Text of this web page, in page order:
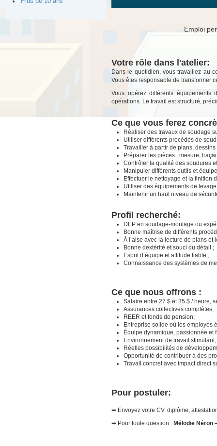
Emploi
Votre rôle dans l'atelier:
Dans le quotidien, vous travaillez au
Vous êtes responsable de transformer
Vous opérez différents
opérations. Le travail est structuré,
Ce que vous ferez
Réaliser des travaux de soudage
Utiliser différents procédés de
Travailler à partir de plans,
Préparer les pièces : mesure,
Contrôler la qualité des soudures
Manipuler différents outils et
Effectuer le nettoyage et la finition
Utiliser des équipements de
Maintenir un haut niveau de
Profil recherché:
DEP en soudage-montage ou
Bonne maîtrise de différents
À l’aise avec la lecture de plans et
Bonne dextérité et souci du détail ;
Esprit d’équipe et attitude fiable ;
Connaissance des systèmes de
Ce que nous offrons :
Salaire entre 27 $ et 35 $ / heure,
Assurances collectives complètes;
REER et fonds de pension;
Entreprise solide où les employés
Équipe dynamique, passionnée et
Environnement de travail
Réelles possibilités de
Opportunité de contribuer à des
Travail concret avec impact direct
Pour postuler:
➡ Envoyez votre CV, diplôme,
➡ Pour toute question : Mélodie Néron